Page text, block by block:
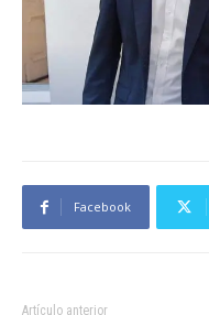
Facebook
Artículo anterior